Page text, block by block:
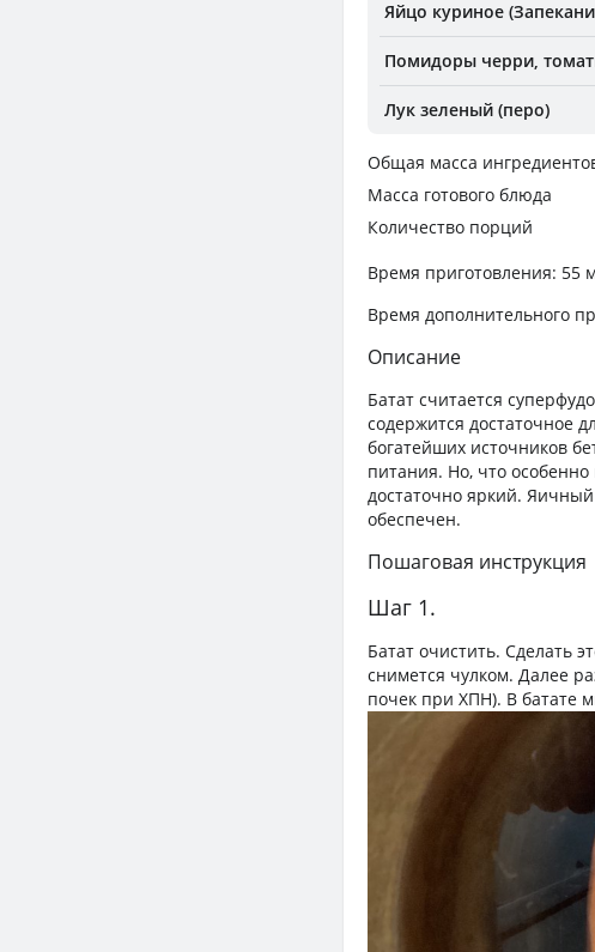
Яйцо куриное
Помидоры черри,
Лук зеленый (перо)
Общая масса
Масса готового блюда
Количество порций
Время приготовления: 55
Время дополнительного
Описание
Батат считается
содержится достаточное
богатейших источников
питания. Но, что особенно
достаточно яркий.
обеспечен.
Пошаговая инструкция
Шаг 1.
Батат очистить. Сделать
снимется чулком. Далее
почек при ХПН). В батате